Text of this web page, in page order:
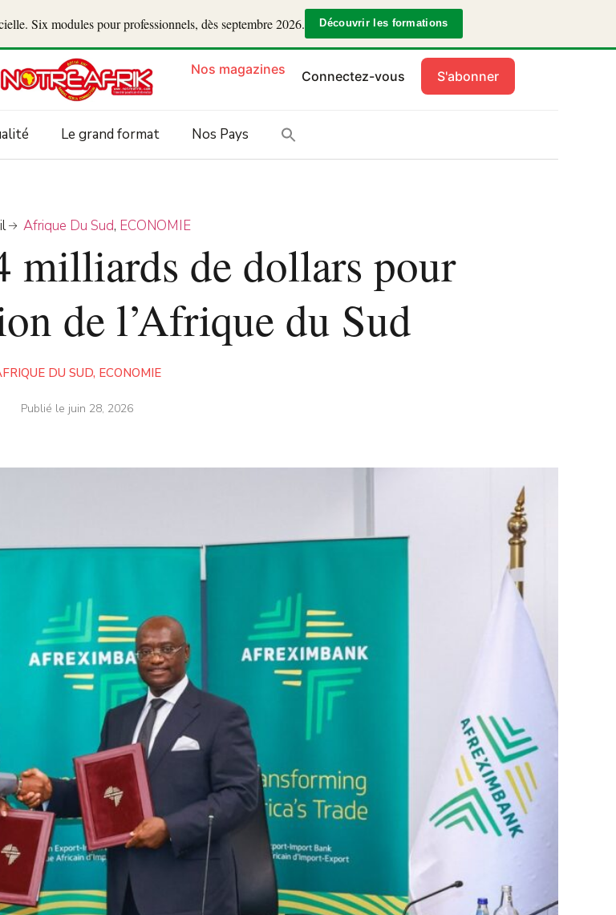
Six modules pour professionnels, dès septembre 2026. Découvrir les formations
Nos magazines Connectez-vous S'abonner
Le grand format Nos Pays
Afrique Du Sud, ECONOMIE
milliards de dollars pour
de l’Afrique du Sud
DU SUD, ECONOMIE
Publié le juin 28, 2026